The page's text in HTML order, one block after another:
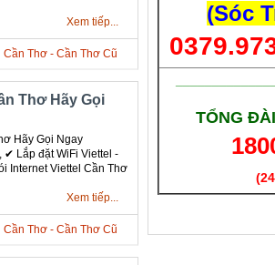
Xem tiếp...
Cần Thơ - Cần Thơ Cũ
Thơ Hãy Gọi
Hãy Gọi Ngay
‎Lắp đặt WiFi Viettel -
Internet Viettel Cần Thơ
Xem tiếp...
Cần Thơ - Cần Thơ Cũ
(Sóc
TỔNG